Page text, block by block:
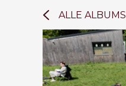
ALLE ALBUMS